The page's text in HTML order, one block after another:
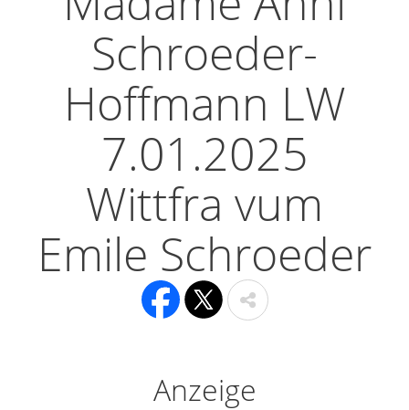
Schroeder-
Hoffmann LW
7.01.2025
Wittfra vum
Emile Schroeder
Anzeige